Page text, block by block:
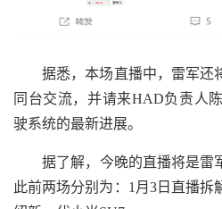
据悉，本场直播中，雷军还
同台交流，并请来HAD负责人
驶系统的最新进展。
据了解，今晚的直播将是雷军
此前两场分别为：1月3日直播拆